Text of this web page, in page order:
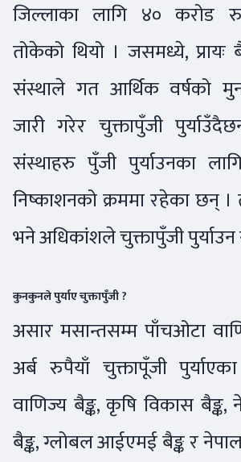
जिल्लाका लागि ४० करोड
तोकेको थियो । जसमध्ये, प्रायः
संस्थाले गत आर्थिक वर्षको
जारी गरेर चुक्तापुँजी
संस्थाहरु पुँजी पुर्याउनका
निष्काशनको क्रममा रहेका छन्
भने अधिकांशले चुक्तापुँजी
कुनकुनले पुर्याए चुक्तापुँजी ?
असार मसान्तसम्म पाँचओटा
अर्ब रुपैयाँ चुक्तापूँजी
वाणिज्य बैङ्क, कृषि विकास बैङ्क,
बैङ्क, ग्लोबल आईएमई बैङ्क र